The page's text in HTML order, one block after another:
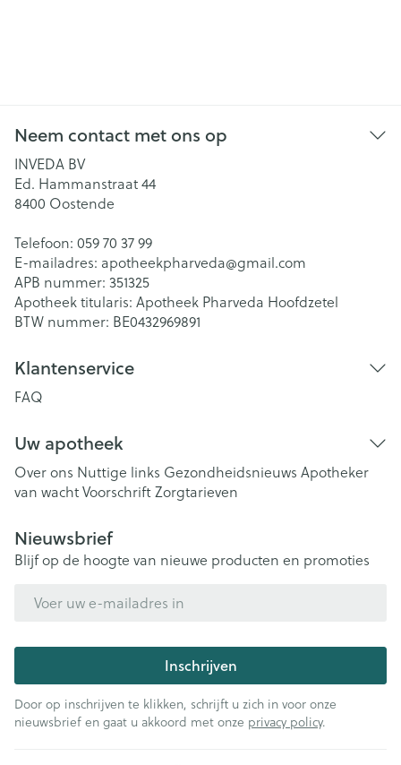
Neem contact met ons op
INVEDA BV
Ed. Hammanstraat 44
8400 Oostende
Telefoon: 059 70 37 99
E-mailadres: apotheekpharveda@gmail.com
APB nummer: 351325
Apotheek titularis: Apotheek Pharveda Hoofdzetel
BTW nummer: BE0432969891
Klantenservice
FAQ
Uw apotheek
Over ons Nuttige links Gezondheidsnieuws Apotheker
van wachtVoorschriftZorgtarieven
Nieuwsbrief
Blijf op de hoogte van nieuwe producten en promoties
Inschrijven
Door op inschrijven te klikken, schrijft u zich in voor onze
nieuwsbrief en gaat u akkoord met onze privacy policy.